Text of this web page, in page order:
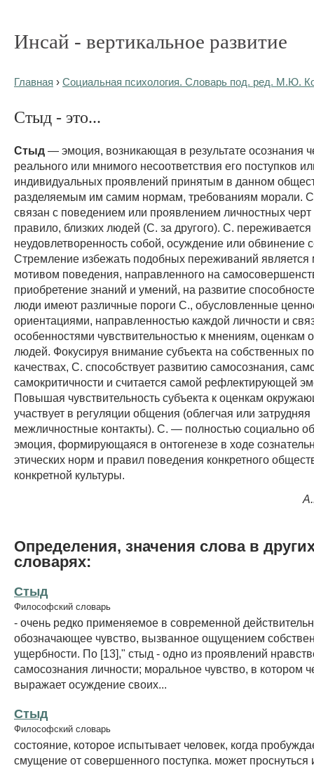
Инсай - вертикальное развитие
Главная › Социальная психология. Словарь под. ред. М.Ю.
Стыд - это...
Стыд — эмоция, возникающая в результате осознания
реального или мнимого несоответствия его поступков
индивидуальных проявлений принятым в данном
разделяемым им самим нормам, требованиям морали.
связан с поведением или проявлением личностных черт
правило, близких людей (С. за другого). С. переживается
неудовлетворенность собой, осуждение или обвинение
Стремление избежать подобных переживаний
мотивом поведения, направленного на
приобретение знаний и умений, на развитие
люди имеют различные пороги С., обусловленные
ориентациями, направленностью каждой личности и
особенностями чувствительностью к мнениям, оценкам
людей. Фокусируя внимание субъекта на собственных
качествах, С. способствует развитию самосознания,
самокритичности и считается самой рефлектирующей
Повышая чувствительность субъекта к оценкам
участвует в регуляции общения (облегчая или затрудняя
межличностные контакты). С. — полностью социально
эмоция, формирующаяся в онтогенезе в ходе
этических норм и правил поведения конкретного
конкретной культуры.
Определения, значения слова в
словарях:
Стыд
Философский словарь
- очень редко применяемое в современной
обозначающее чувство, вызванное ощущением
ущербности. По [13]," стыд - одно из проявлений
самосознания личности; моральное чувство, в котором
выражает осуждение своих...
Стыд
Философский словарь
состояние, которое испытывает человек, когда
смущение от совершенного поступка. может проснуться